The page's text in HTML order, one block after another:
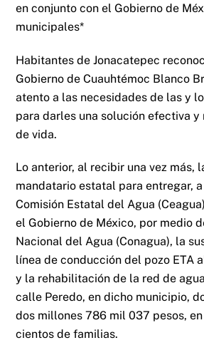
en conjunto con el Gobierno de
municipales*
Habitantes de Jonacatepec
Gobierno de Cuauhtémoc Blanco
atento a las necesidades de las y
para darles una solución efectiva y
de vida.
Lo anterior, al recibir una vez más,
mandatario estatal para entregar,
Comisión Estatal del Agua
el Gobierno de México, por medio
Nacional del Agua (Conagua), la
línea de conducción del pozo ETA
y la rehabilitación de la red de
calle Peredo, en dicho municipio,
dos millones 786 mil 037 pesos,
cientos de familias.